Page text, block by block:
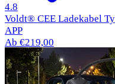
4.8 50 Bewertungen
Voldt® CEE Ladekabel
APP
Ab €219,00